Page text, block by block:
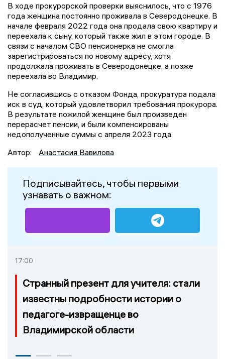
В ходе прокурорской проверки выяснилось, что с 1976
года женщина постоянно проживала в Северодонецке. В
начале февраля 2022 года она продала свою квартиру и
переехала к сыну, который также жил в этом городе. В
связи с началом СВО пенсионерка не смогла
зарегистрироваться по новому адресу, хотя
продолжала проживать в Северодонецке, а позже
переехала во Владимир.
Не согласившись с отказом Фонда, прокуратура подала
иск в суд, который удовлетворил требования прокурора.
В результате пожилой женщине был произведен
перерасчет пенсии, и были компенсированы
недополученные суммы с апреля 2023 года.
Автор:
Анастасия Вавилова
Подписывайтесь, чтобы первыми
узнавать о важном:
17:00
Странный презент для учителя: стали
известны подробности истории о
педагоге-извращенце во
Владимирской области